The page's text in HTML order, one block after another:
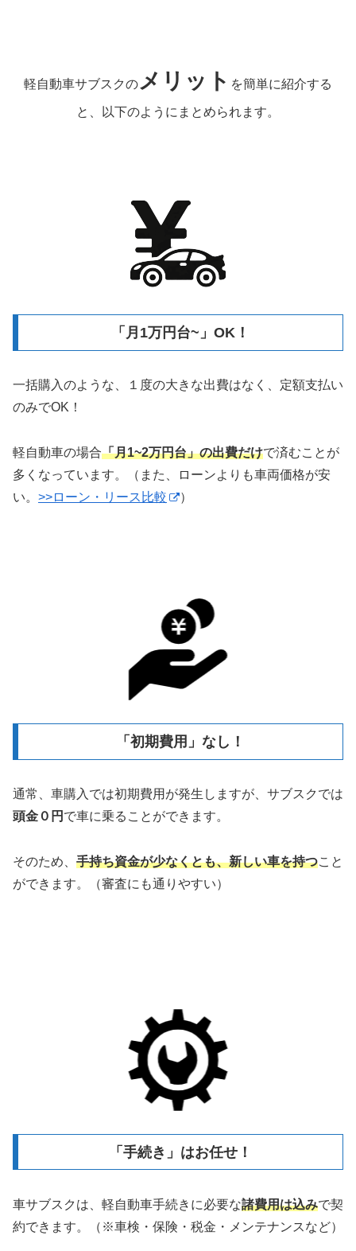
軽自動車サブスクのメリット を簡単に紹介する
と、以下のようにまとめられます。
「月1万円台~」OK！
一括購入のような、１度の大きな出費はなく、定額支払い
のみでOK！
軽自動車の場合「月1~2万円台」の出費だけで済むことが
多くなっています。（また、ローンよりも車両価格が安
い。 >>ローン・リース比較 ）
「初期費用」なし！
通常、車購入では初期費用が発生しますが、サブスクでは
頭金０円 で車に乗ることができます。
そのため、 手持ち資金が少なくとも、新しい車を持つこと
ができます。（審査にも通りやすい）
「手続き」はお任せ！
車サブスクは、軽自動車手続きに必要な諸費用は込みで契
約できます。（※車検・保険・税金・メンテナンスなど）